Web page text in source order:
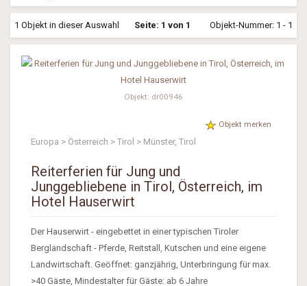
1 Objekt in dieser Auswahl Seite: 1 von 1 Objekt-Nummer: 1 - 1
Objekt: dr00946
Objekt merken
Europa > Österreich > Tirol > Münster, Tirol
Reiterferien für Jung und
Junggebliebene in Tirol, Österreich, im
Hotel Hauserwirt
Der Hauserwirt - eingebettet in einer typischen Tiroler
Berglandschaft - Pferde, Reitstall, Kutschen und eine eigene
Landwirtschaft. Geöffnet: ganzjährig, Unterbringung für max.
>40 Gäste, Mindestalter für Gäste: ab 6 Jahre